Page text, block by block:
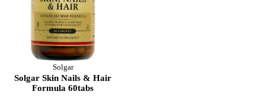
Solgar
Solgar Skin Nails & Hair
Formula 60tabs